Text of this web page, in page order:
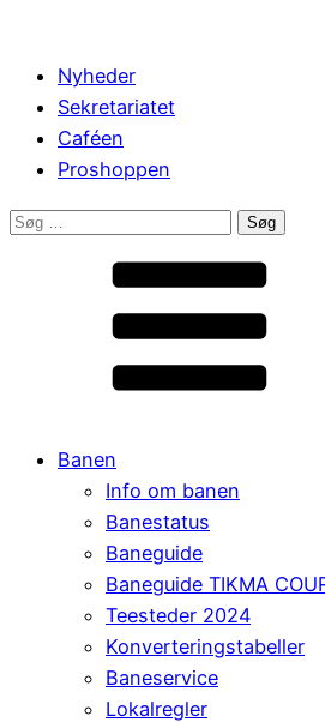
Nyheder
Sekretariatet
Caféen
Proshoppen
Søg
Banen
Info om banen
Banestatus
Baneguide
Baneguide TIKMA
Teesteder 2024
Konverteringstabeller
Baneservice
Lokalregler